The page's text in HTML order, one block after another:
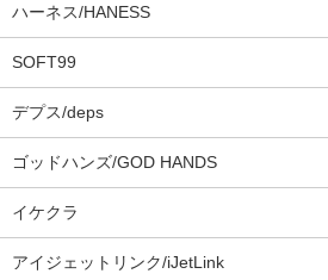
ハーネス/HANESS
SOFT99
デプス/deps
ゴッドハンズ/GOD HANDS
イケクラ
アイジェットリンク/iJetLink